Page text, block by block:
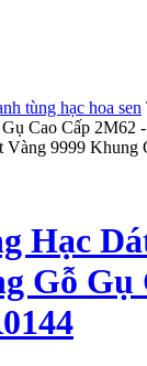
tùng hạc hoa sen
Cao Cấp 2M62
Hạc
Gỗ Gụ